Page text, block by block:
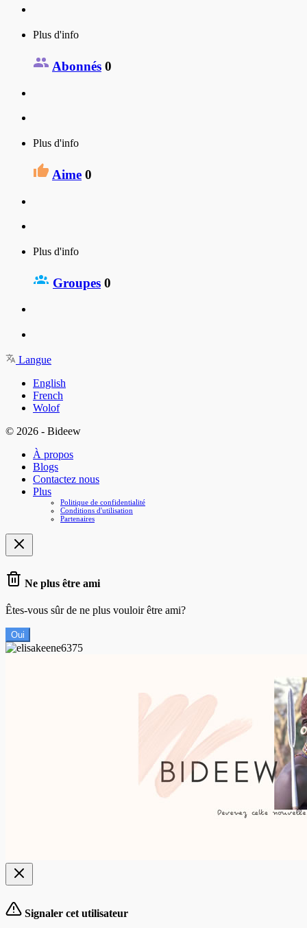
Plus d'info
Abonnés 0
Plus d'info
Aime 0
Plus d'info
Groupes 0
Langue
English
French
Wolof
© 2026 - Bideew
À propos
Blogs
Contactez nous
Plus
Politique de confidentialité
Conditions d'utilisation
Partenaires
Ne plus être ami
Êtes-vous sûr de ne plus vouloir être ami?
Oui
Signaler cet utilisateur